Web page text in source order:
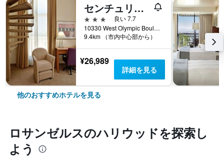
センチュリー パーク ホテル LA
3つ星
良い 7.7
10330 West Olympic Boulevard, ロサンゼルス, CA, アメリカ合衆国
9.4km （市内中心部から）
¥26,989
詳細を見る
他のおすすめホテルを見る
ロサンゼルス​のハリウッド​を探索し
よう